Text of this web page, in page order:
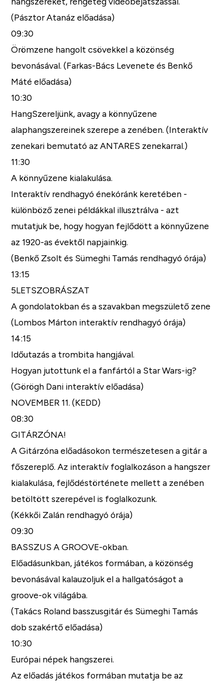
(Pásztor Atanáz előadása)
09:30
Örömzene hangolt csövekkel a közönség
bevonásával. (Farkas-Bács Levenete és Benkő
Máté előadása)
10:30
HangSzereljünk, avagy a könnyűzene
alaphangszereinek szerepe a zenében. (Interaktív
zenekari bemutató az ANTARES zenekarral.)
11:30
A könnyűzene kialakulása.
Interaktív rendhagyó énekóránk keretében -
különböző zenei példákkal illusztrálva - azt
mutatjuk be, hogy hogyan fejlődött a könnyűzene
az 1920-as évektől napjainkig.
(Benkő Zsolt és Sümeghi Tamás rendhagyó órája)
13:15
5LETSZOBRÁSZAT
A gondolatokban és a szavakban megszülető zene
(Lombos Márton interaktív rendhagyó órája)
14:15
Időutazás a trombita hangjával.
Hogyan jutottunk el a fanfártól a Star Wars-ig?
(Görögh Dani interaktív előadása)
NOVEMBER 11. (KEDD)
08:30
GITÁRZÓNA!
A Gitárzóna előadásokon természetesen a gitár a
főszereplő. Az interaktív foglalkozáson a hangszer
kialakulása, fejlődéstörténete mellett a zenében
betöltött szerepével is foglalkozunk.
(Kékkői Zalán rendhagyó órája)
09:30
BASSZUS A GROOVE-okban.
Előadásunkban, játékos formában, a közönség
bevonásával kalauzoljuk el a hallgatóságot a
groove-ok világába.
(Takács Roland basszusgitár és Sümeghi Tamás
dob szakértő előadása)
10:30
Európai népek hangszerei.
Az előadás játékos formában mutatja be az